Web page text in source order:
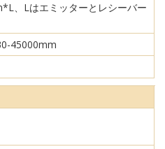
、Lはエミッターとレシーバー
45000mm